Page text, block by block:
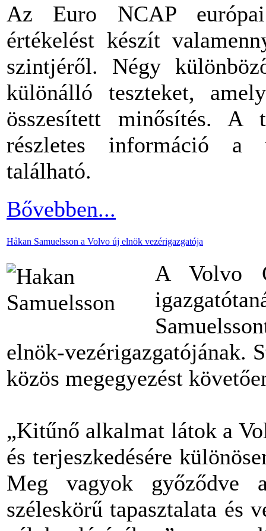
Az Euro NCAP
értékelést készít
szintjéről. Négy
különálló teszteket,
összesített minősítés. A
részletes információ a
található.
Bővebben...
Håkan Samuelsson a Volvo új elnök vezérigazgatója
A Volvo
elnök-vezérigazgatójának.
közös megegyezést
„Kitűnő alkalmat látok a
és terjeszkedésére
Meg vagyok győződve
széleskörű tapasztalata és